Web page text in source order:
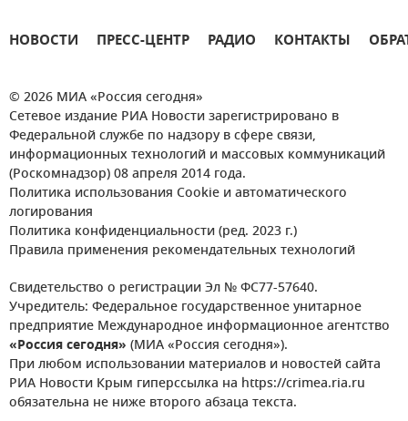
НОВОСТИ ПРЕСС-ЦЕНТР РАДИО КОНТАКТЫ
© 2026 МИА «Россия сегодня»
Сетевое издание РИА Новости зарегистрировано в
Федеральной службе по надзору в сфере связи,
информационных технологий и массовых коммуникаций
(Роскомнадзор) 08 апреля 2014 года.
Политика использования Cookie и автоматического
логирования
Политика конфиденциальности (ред. 2023 г.)
Правила применения рекомендательных технологий
Свидетельство о регистрации Эл № ФС77-57640.
Учредитель: Федеральное государственное унитарное
предприятие Международное информационное агентство
«Россия сегодня» (МИА «Россия сегодня»).
При любом использовании материалов и новостей сайта
РИА Новости Крым гиперссылка на https://crimea.ria.ru
обязательна не ниже второго абзаца текста.